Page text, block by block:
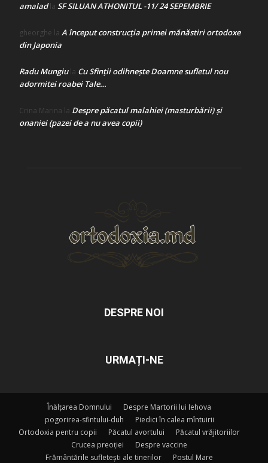
amaladla SF SILUAN ATHONITUL -11/ 24 SEPEMBRIE
gheorghe la A început construcţia primei mănăstiri ortodoxe
din Japonia
Radu Mungiula Cu Sfinții odihnește Doamne sufletul nou
adormitei roabei Tale…
Crina Marina la Despre păcatul malahiei (masturbării) şi
onaniei (pazei de a nu avea copii)
DESPRE NOI
URMAȚI-NE
Înălțarea Domnului
Despre Martorii lui Iehova
pogorirea-sfintului-duh
Piedici în calea mîntuirii
Ortodoxia pentru copii
Păcatul avortului
Păcatul vrăjitoriilor
Crucea preoției
Despre vaccine
Frământările sufletești ale tinerilor
Postul Mare